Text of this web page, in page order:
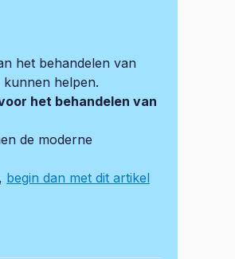
het behandelen van
kunnen helpen.
het behandelen van
de moderne
begin dan met dit artikel